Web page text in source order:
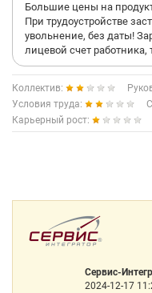
Большие цены на
При трудоустройстве
увольнение, без даты!
лицевой счет работника,
Коллектив:
Условия труда:
Карьерный рост:
Сервис-
2024-12-17